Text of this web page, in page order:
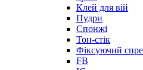
Клей для вій
Пудри
Спонжі
Тон-стік
Фіксуючий
FB